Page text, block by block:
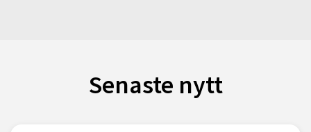
Senaste nytt